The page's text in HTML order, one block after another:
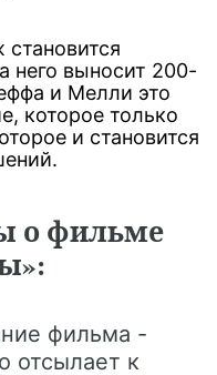
него выносит 200-
и Мелли это
которое только
и становится
о фильме
фильма -
отсылает к